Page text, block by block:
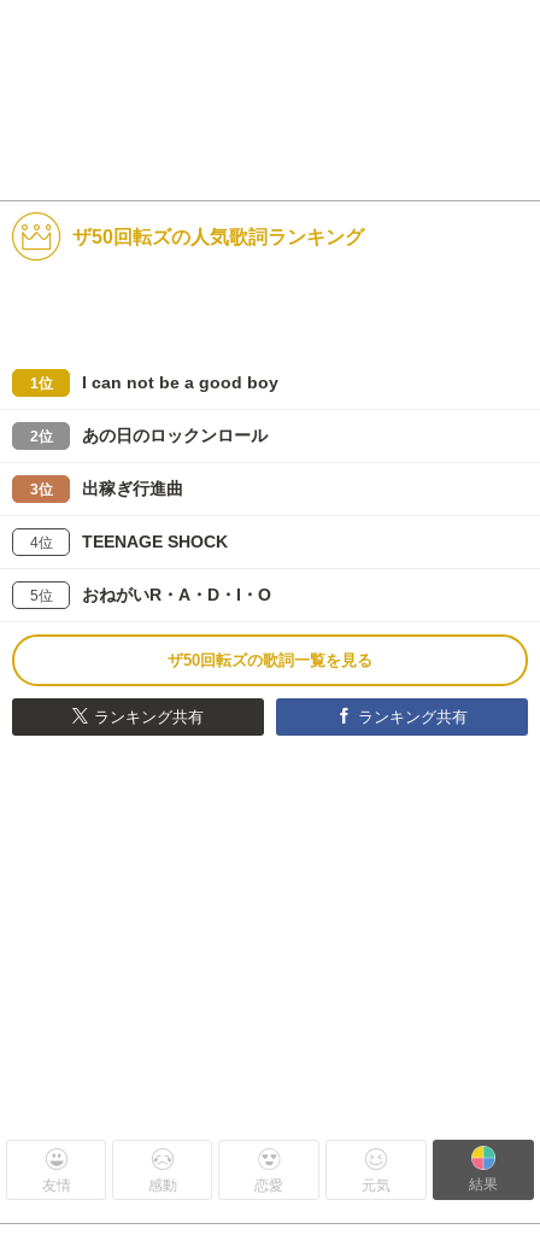
ザ50回転ズの人気歌詞ランキング
1位 I can not be a good boy
2位 あの日のロックンロール
3位 出稼ぎ行進曲
4位 TEENAGE SHOCK
5位 おねがいR・A・D・I・O
ザ50回転ズの歌詞一覧を見る
ランキング共有 ランキング共有
友情 感動 恋愛 元気 結果